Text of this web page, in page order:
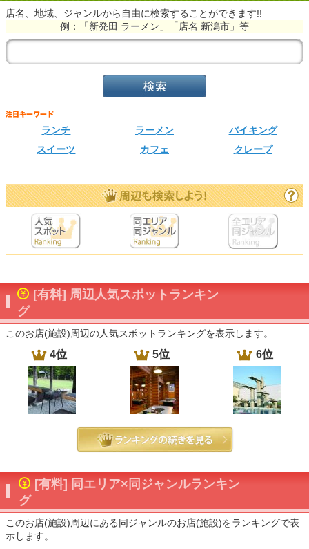
店名、地域、ジャンルから自由に検索することができます!!
例：「新発田 ラーメン」「店名 新潟市」等
ランチ ラーメン
バイキング
スイーツ
カフェ クレープ
[有料] 周辺人気スポットランキン
グ
このお店(施設)周辺の人気スポットランキングを表示します。
4位 5位 6位
[有料] 同エリア×同ジャンルランキン
グ
このお店(施設)周辺にある同ジャンルのお店(施設)をランキングで表
示します。